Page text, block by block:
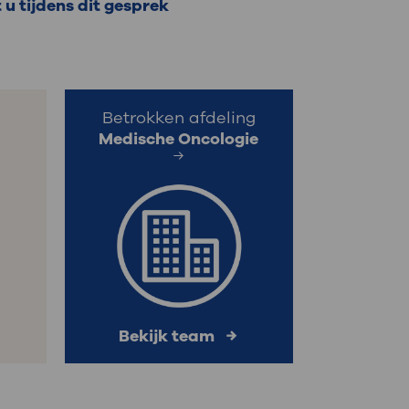
Inloggen MijnOLVG
u tijdens dit gesprek
Betrokken afdeling
Medische Oncologie
Bekijk team